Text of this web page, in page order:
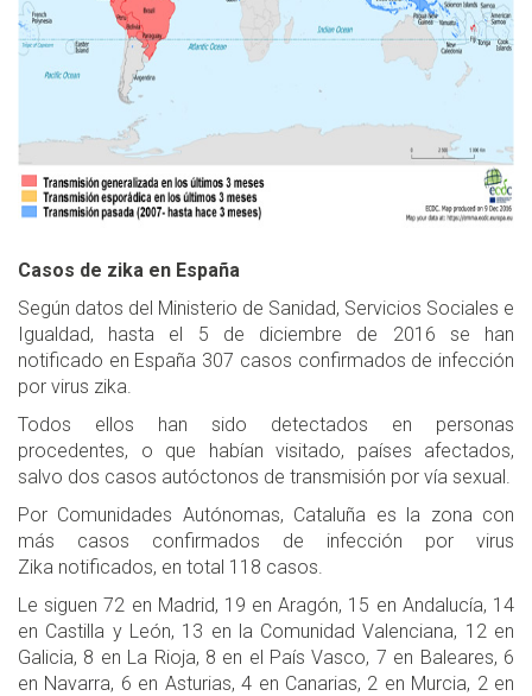
Casos de zika en España
Según datos del Ministerio de Sanidad, Servicios Sociales e
Igualdad, hasta el 5 de diciembre de 2016 se han
notificado en España 307 casos confirmados de infección
por virus zika.
Todos ellos han sido detectados en personas
procedentes, o que habían visitado, países afectados,
salvo dos casos autóctonos de transmisión por vía sexual.
Por Comunidades Autónomas, Cataluña es la zona con
más casos confirmados de infección por virus
Zika notificados, en total 118 casos.
Le siguen 72 en Madrid, 19 en Aragón, 15 en Andalucía, 14
en Castilla y León, 13 en la Comunidad Valenciana, 12 en
Galicia, 8 en La Rioja, 8 en el País Vasco, 7 en Baleares, 6
en Navarra, 6 en Asturias, 4 en Canarias, 2 en Murcia, 2 en